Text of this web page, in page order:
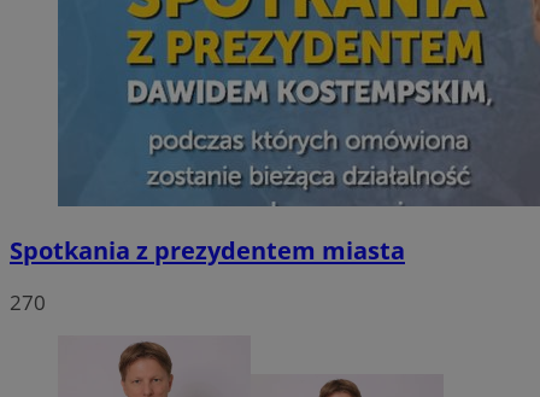
Spotkania z prezydentem miasta
270